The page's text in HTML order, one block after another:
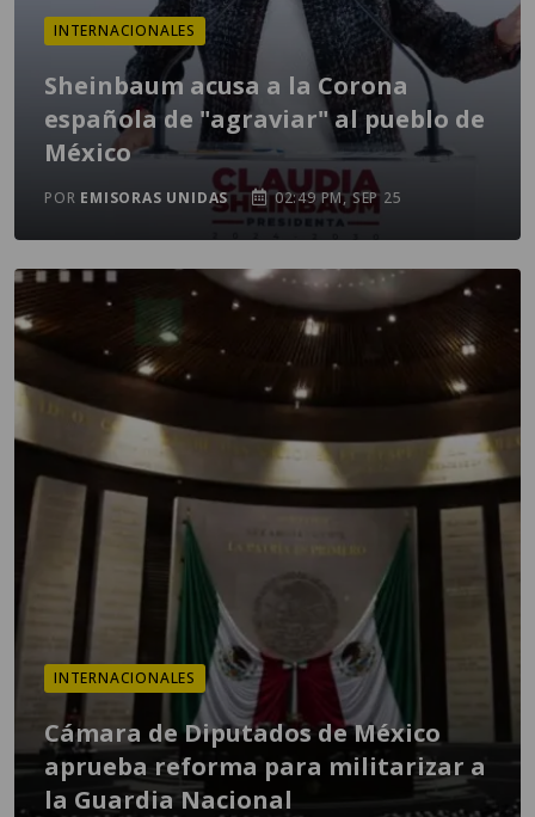
INTERNACIONALES
Sheinbaum acusa a la Corona
española de "agraviar" al pueblo de
México
POR EMISORAS UNIDAS 02:49 PM, SEP 25
INTERNACIONALES
Cámara de Diputados de México
aprueba reforma para militarizar a
la Guardia Nacional